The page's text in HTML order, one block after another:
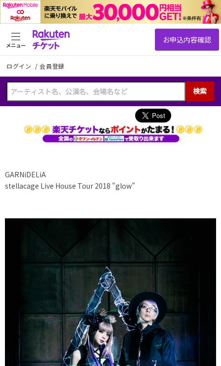
ログイン /会員登録
検索
メニュー
GARNiDELiA
stellacage Live House Tour 2018 "glow”